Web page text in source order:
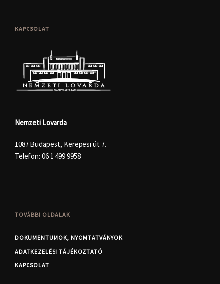
KAPCSOLAT
Nemzeti Lovarda
1087 Budapest, Kerepesi út 7.
Telefon: 06 1 499 9958
TOVÁBBI OLDALAK
DOKUMENTUMOK, NYOMTATVÁNYOK
ADATKEZELÉSI TÁJÉKOZTATÓ
KAPCSOLAT